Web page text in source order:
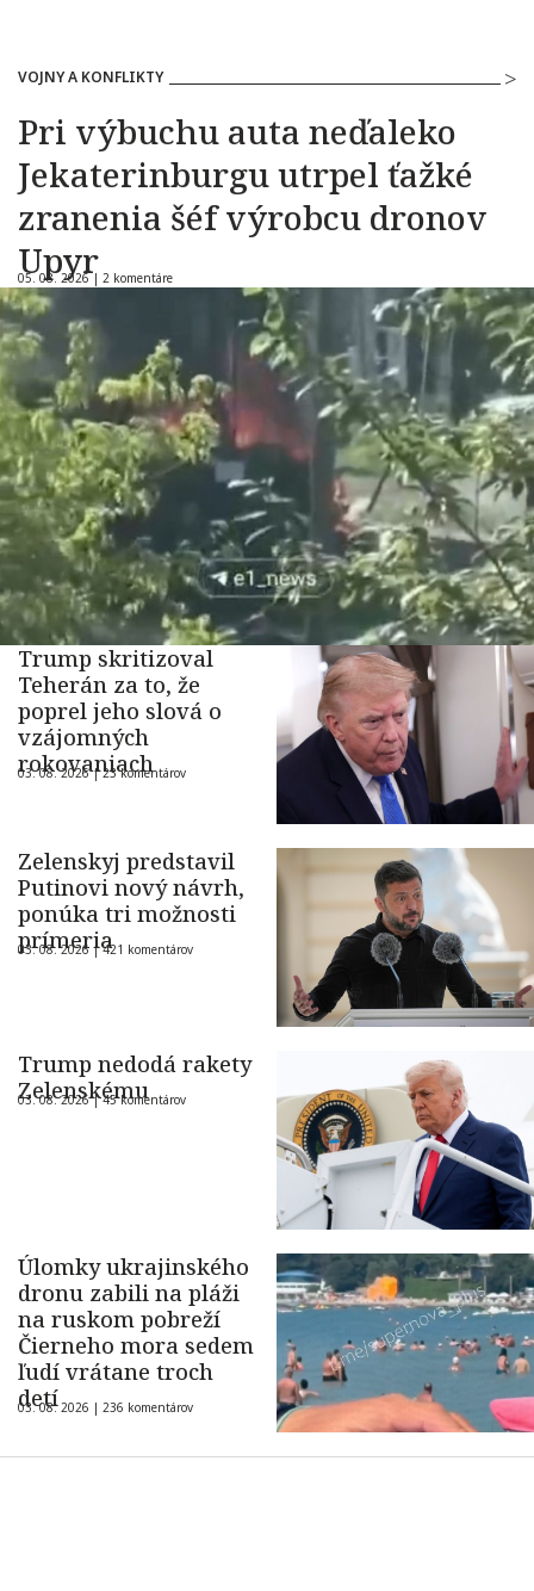
VOJNY A KONFLIKTY
Pri výbuchu auta neďaleko
Jekaterinburgu utrpel ťažké
zranenia šéf výrobcu dronov
Upyr
05. 08. 2026 | 2 komentáre
Trump skritizoval
Teherán za to, že
poprel jeho slová o
vzájomných
rokovaniach
03. 08. 2026 |23 komentárov
Zelenskyj predstavil
Putinovi nový návrh,
ponúka tri možnosti
prímeria
03. 08. 2026 |421 komentárov
Trump nedodá rakety
Zelenskému
03. 08. 2026 |45 komentárov
Úlomky ukrajinského
dronu zabili na pláži
na ruskom pobreží
Čierneho mora sedem
ľudí vrátane troch
detí
03. 08. 2026 | 236 komentárov